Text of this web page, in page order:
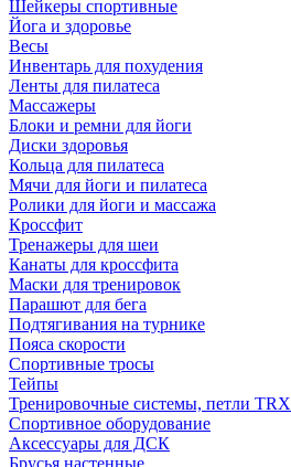
Шейкеры спортивные
Йога и здоровье
Весы
Инвентарь для похудения
Ленты для пилатеса
Массажеры
Блоки и ремни для йоги
Диски здоровья
Кольца для пилатеса
Мячи для йоги и пилатеса
Ролики для йоги и массажа
Кроссфит
Тренажеры для шеи
Канаты для кроссфита
Маски для тренировок
Парашют для бега
Подтягивания на турнике
Пояса скорости
Спортивные тросы
Тейпы
Тренировочные системы, петли TRX
Спортивное оборудование
Аксессуары для ДСК
Брусья настенные